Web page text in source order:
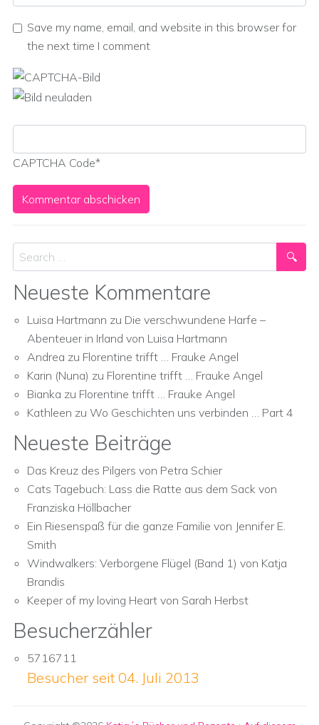
Save my name, email, and website in this browser for
the next time I comment
CAPTCHA Code*
Search
Neueste Kommentare
Luisa Hartmann zu Die verschwundene Harfe –
Abenteuer in Irland von Luisa Hartmann
Andrea zu Florentine trifft … Frauke Angel
Karin (Nuna) zu Florentine trifft … Frauke Angel
Bianka zu Florentine trifft … Frauke Angel
Kathleen zu Wo Geschichten uns verbinden … Part 4
Neueste Beiträge
Das Kreuz des Pilgers von Petra Schier
Cats Tagebuch: Lass die Ratte aus dem Sack von
Franziska Höllbacher
Ein Riesenspaß für die ganze Familie von Jennifer E.
Smith
Windwalkers: Verborgene Flügel (Band 1) von Katja
Brandis
Keeper of my loving Heart von Sarah Herbst
Besucherzähler
5716711
Besucher seit 04. Juli 2013